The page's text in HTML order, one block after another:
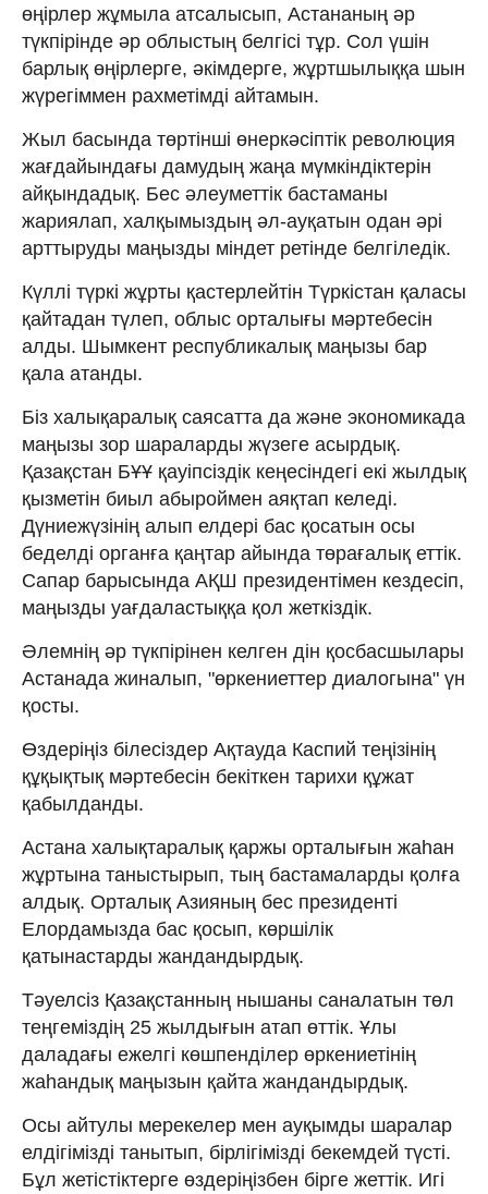
өңірлер жұмыла атсалысып, Астананың әр
түкпірінде әр облыстың белгісі тұр. Сол үшін
барлық өңірлерге, әкімдерге, жұртшылыққа шын
жүрегіммен рахметімді айтамын.
Жыл басында төртінші өнеркәсіптік революция
жағдайындағы дамудың жаңа мүмкіндіктерін
айқындадық. Бес әлеуметтік бастаманы
жариялап, халқымыздың әл-ауқатын одан әрі
арттыруды маңызды міндет ретінде белгіледік.
Күллі түркі жұрты қастерлейтін Түркістан қаласы
қайтадан түлеп, облыс орталығы мәртебесін
алды. Шымкент республикалық маңызы бар
қала атанды.
Біз халықаралық саясатта да және экономикада
маңызы зор шараларды жүзеге асырдық.
Қазақстан БҰҰ қауіпсіздік кеңесіндегі екі жылдық
қызметін биыл абыроймен аяқтап келеді.
Дүниежүзінің алып елдері бас қосатын осы
беделді органға қаңтар айында төрағалық еттік.
Сапар барысында АҚШ президентімен кездесіп,
маңызды уағдаластыққа қол жеткіздік.
Әлемнің әр түкпірінен келген дін қосбасшылары
Астанада жиналып, "өркениеттер диалогына" үн
қосты.
Өздеріңіз білесіздер Ақтауда Каспий теңізінің
құқықтық мәртебесін бекіткен тарихи құжат
қабылданды.
Астана халықтаралық қаржы орталығын жаһан
жұртына таныстырып, тың бастамаларды қолға
алдық. Орталық Азияның бес президенті
Елордамызда бас қосып, көршілік
қатынастарды жандандырдық.
Тәуелсіз Қазақстанның нышаны саналатын төл
теңгеміздің 25 жылдығын атап өттік. Ұлы
даладағы ежелгі көшпенділер өркениетінің
жаһандық маңызын қайта жандандырдық.
Осы айтулы мерекелер мен ауқымды шаралар
елдігімізді танытып, бірлігімізді бекемдей түсті.
Бұл жетістіктерге өздеріңізбен бірге жеттік. Игі